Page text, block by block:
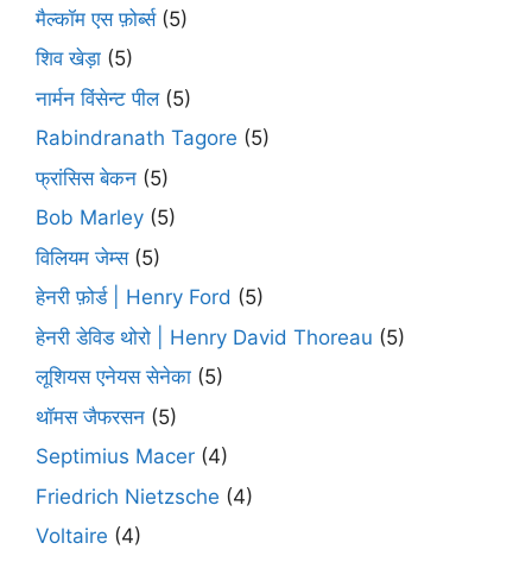
मैल्कॉम एस फ़ोर्ब्स(5)
शिव खेड़ा (5)
नार्मन विंसेन्ट पील(5)
Rabindranath Tagore (5)
फ्रांसिस बेकन (5)
Bob Marley (5)
विलियम जेम्स(5)
हेनरी फ़ोर्ड | Henry Ford (5)
हेनरी डेविड थोरो | Henry David Thoreau (5)
लूशियस एनेयस सेनेका (5)
थॉमस जैफरसन (5)
Septimius Macer (4)
Friedrich Nietzsche (4)
Voltaire (4)